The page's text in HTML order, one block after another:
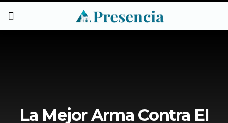
La Mejor Arma Contra El